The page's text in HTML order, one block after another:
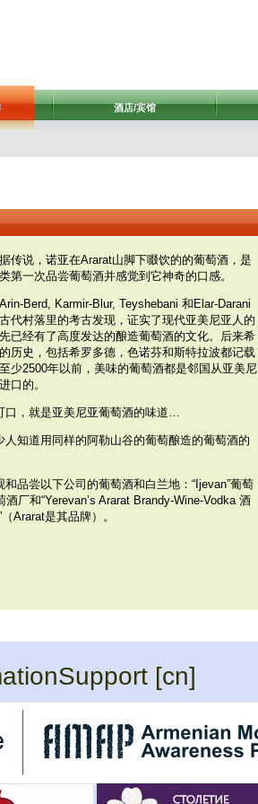
酒店/宾馆
传说，诺亚在Ararat山脚下啜饮的的葡萄酒，是
第一次品尝葡萄酒并感觉到它神奇的口感。
Berd, Karmir-Blur, Teyshebani 和Elar-Darani
代村落里的考古发现，证实了现代亚美尼亚人的
已经有了高度发达的酿造葡萄酒的文化。后来希
历史，包括希罗多德，色诺芬和斯特拉波都记载
少2500年以前，美味的葡萄酒都是邻国从亚美尼
口的。
口，就是亚美尼亚葡萄酒的味道…
知道用同样的阿勒山谷的葡萄酿造的葡萄酒的
品尝以下公司的葡萄酒和白兰地：“Ijevan”葡萄
酒厂和“Yerevan’s Ararat Brandy-Wine-Vodka 酒
（Ararat是其品牌）。
[cn]